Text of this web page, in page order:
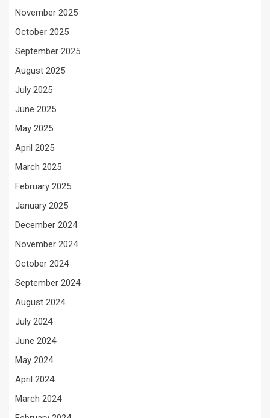
November 2025
October 2025
September 2025
August 2025
July 2025
June 2025
May 2025
April 2025
March 2025
February 2025
January 2025
December 2024
November 2024
October 2024
September 2024
August 2024
July 2024
June 2024
May 2024
April 2024
March 2024